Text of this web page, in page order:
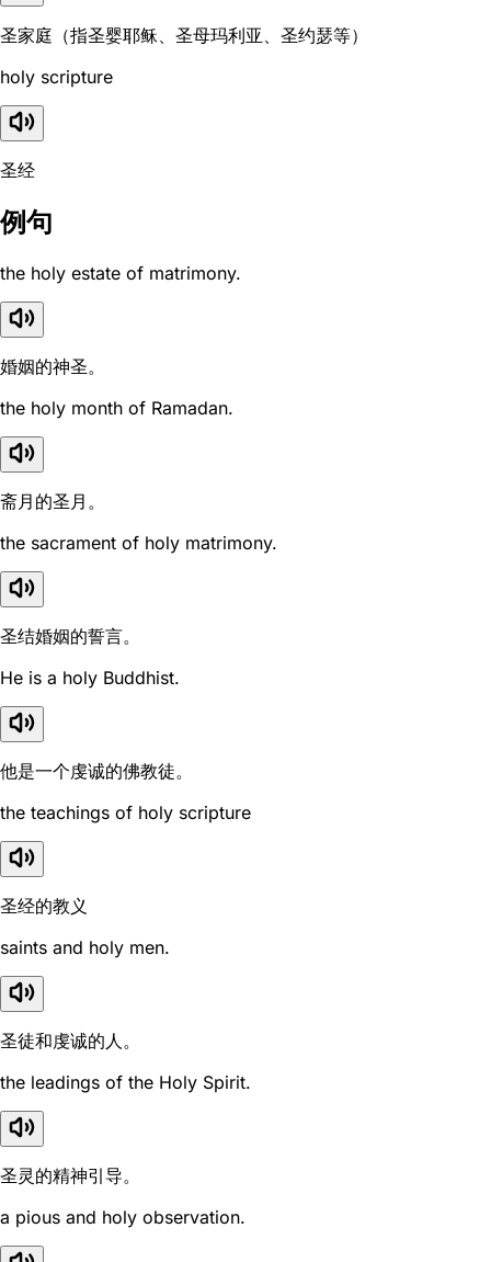
圣家庭（指圣婴耶稣、圣母玛利亚、圣约瑟等）
holy scripture
圣经
例句
the holy estate of matrimony.
婚姻的神圣。
the holy month of Ramadan.
斋月的圣月。
the sacrament of holy matrimony.
圣结婚姻的誓言。
He is a holy Buddhist.
他是一个虔诚的佛教徒。
the teachings of holy scripture
圣经的教义
saints and holy men.
圣徒和虔诚的人。
the leadings of the Holy Spirit.
圣灵的精神引导。
a pious and holy observation.